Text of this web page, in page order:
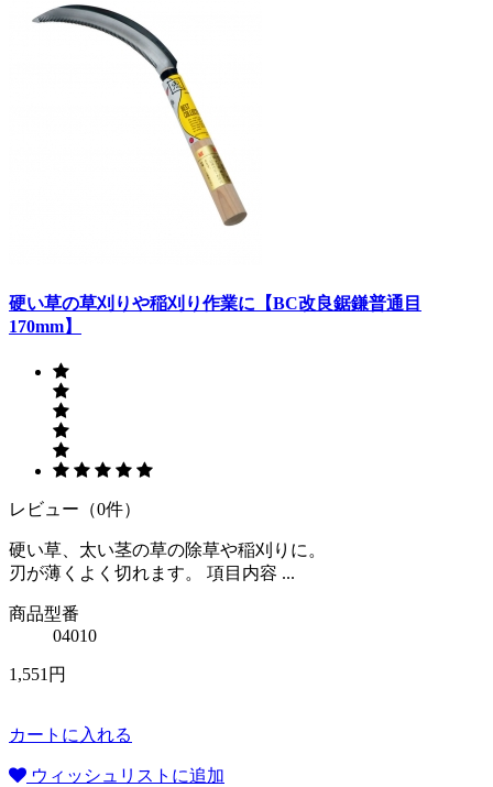
硬い草の草刈りや稲刈り作業に【BC改良鋸鎌普通目
170mm】
レビュー（0件）
硬い草、太い茎の草の除草や稲刈りに。
刃が薄くよく切れます。 項目内容 ...
商品型番
04010
1,551円
カートに入れる
ウィッシュリストに追加